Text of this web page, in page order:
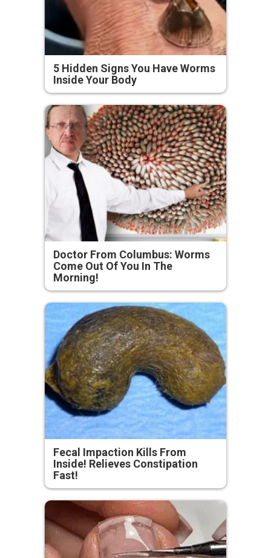
5 Hidden Signs You Have Worms
Inside Your Body
Doctor From Columbus: Worms
Come Out Of You In The
Morning!
Fecal Impaction Kills From
Inside! Relieves Constipation
Fast!